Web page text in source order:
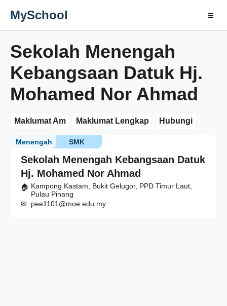
MySchool ☰
Sekolah Menengah
Kebangsaan Datuk Hj.
Mohamed Nor Ahmad
Maklumat Am Maklumat Lengkap Hubungi
Sekolah Menengah Kebangsaan Datuk
Hj. Mohamed Nor Ahmad
SMK
Menengah
Kampong Kastam, Bukit Gelugor, PPD Timur Laut,
Pulau Pinang
pee1101@moe.edu.my